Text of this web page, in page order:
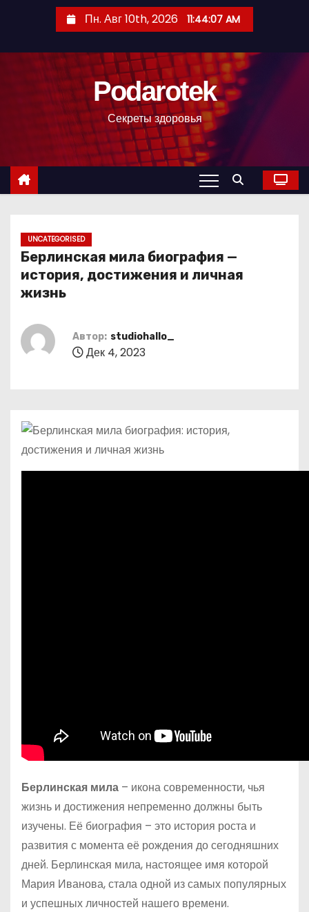
с
Пн. Авг 10th, 2026 11:44:08 AM
Podarotek
Секреты здоровья
UNCATEGORISED
Берлинская мила биография —
история, достижения и личная
жизнь
Автор: studiohallo_
Дек 4, 2023
Берлинская мила – икона современности, чья
жизнь и достижения непременно должны быть
изучены. Её биография – это история роста и
развития с момента её рождения до сегодняшних
дней. Берлинская мила, настоящее имя которой
Мария Иванова, стала одной из самых популярных
и успешных личностей нашего времени.